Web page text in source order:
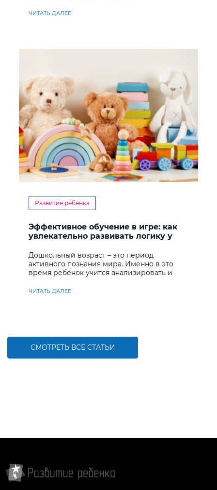
ЧИТАТЬ ДАЛЕЕ
Развитие ребенка
Эффективное обучение в игре: как
увлекательно развивать логику у
Дошкольный возраст – это период
активного познания мира. Именно в это
время ребенок учится анализировать и
ЧИТАТЬ ДАЛЕЕ
СМОТРЕТЬ ВСЕ СТАТЬИ